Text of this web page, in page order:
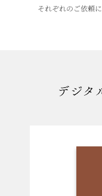
それぞれのご依頼